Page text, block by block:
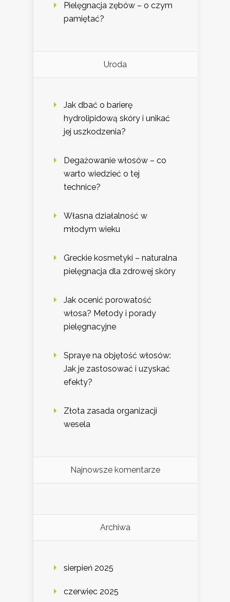
Pielęgnacja zębów – o czym
pamiętać?
Uroda
Jak dbać o barierę
hydrolipidową skóry i unikać
jej uszkodzenia?
Degażowanie włosów – co
warto wiedzieć o tej
technice?
Własna działalność w
młodym wieku
Greckie kosmetyki – naturalna
pielęgnacja dla zdrowej skóry
Jak ocenić porowatość
włosa? Metody i porady
pielęgnacyjne
Spraye na objętość włosów:
Jak je zastosować i uzyskać
efekty?
Złota zasada organizacji
wesela
Najnowsze komentarze
Archiwa
sierpień 2025
czerwiec 2025